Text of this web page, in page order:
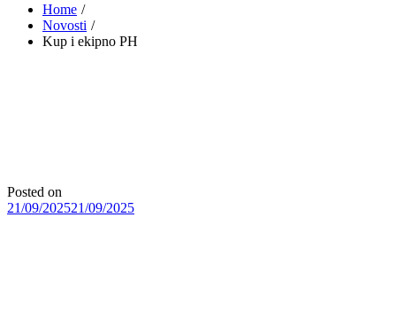
Home
Novosti
Kup i ekipno PH
Posted on
21/09/202521/09/2025